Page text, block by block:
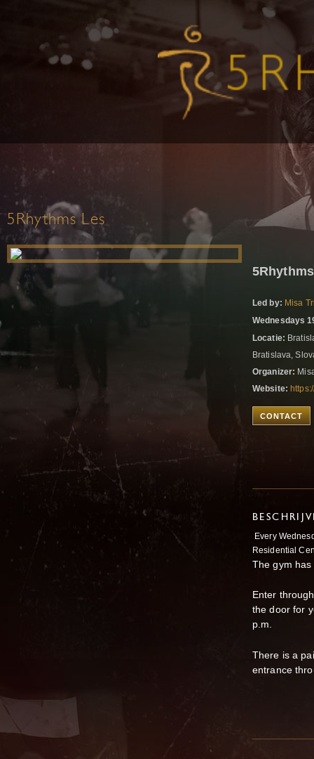
5Rhythms Les
Led by: Misa
Wednesdays
Locatie:
Bratislava,
Organizer:
Website:
CONTACT
Every
Residential
The gym
Enter
the door for
p.m.
There is a
entrance